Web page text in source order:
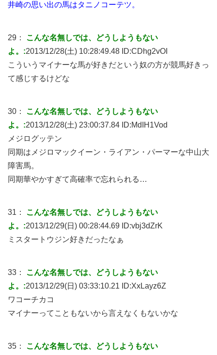
井崎の思い出の馬はタニノコーテツ。
29： こんな名無しでは、どうしようもない
よ。:2013/12/28(土) 10:28:49.48 ID:CDhg2vOI
こういうマイナーな馬が好きだという奴の方が競馬好きっ
て感じするけどな
30： こんな名無しでは、どうしようもない
よ。:2013/12/28(土) 23:00:37.84 ID:MdIH1Vod
メジログッテン
同期はメジロマックイーン・ライアン・パーマーな中山大
障害馬。
同期華やかすぎて高確率で忘れられる…
31： こんな名無しでは、どうしようもない
よ。:2013/12/29(日) 00:28:44.69 ID:vbj3dZrK
ミスタートウジン好きだったなぁ
33： こんな名無しでは、どうしようもない
よ。:2013/12/29(日) 03:33:10.21 ID:XxLayz6Z
ワコーチカコ
マイナーってこともないから言えなくもないかな
35： こんな名無しでは、どうしようもない